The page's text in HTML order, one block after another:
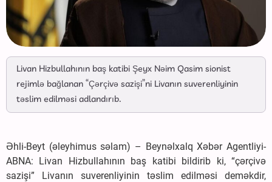
Livan Hizbullahının baş katibi Şeyx Nəim Qasim sionist
rejimlə bağlanan “Çərçivə sazişi”ni Livanın suverenliyinin
təslim edilməsi adlandırıb.
Əhli-Beyt (əleyhimus səlam) – Beynəlxalq Xəbər Agentliyi-
ABNA: Livan Hizbullahının baş katibi bildirib ki, “çərçivə
sazişi” Livanın suverenliyinin təslim edilməsi deməkdir,